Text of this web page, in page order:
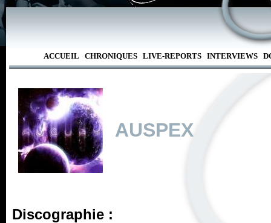
ACCUEIL CHRONIQUES LIVE-REPORTS INTERVIEWS
AUSPEX
Discographie :